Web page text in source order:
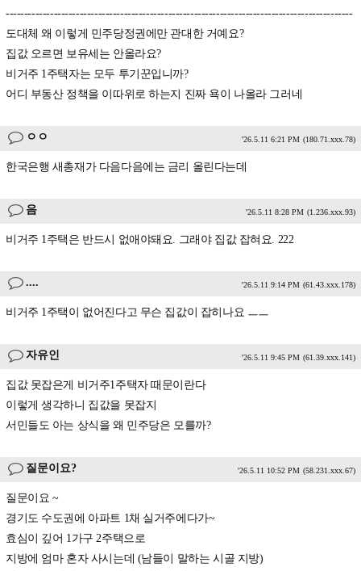
----------------------------------------------------------------------------------------------
도대체 왜 이렇게 민주당정권에만 관대한 거예요?
집값 오르면 보유세는 안올라요?
비거주 1주택자는 모두 투기꾼입니까?
어디 부동산 정책을 이따위로 하는지 진짜 욕이 나올라 그러네
ㅇㅇ '26.5.11 6:21 PM (180.71.xxx.78)
한국은행 새총재가 다음다음에는 금리 올린다는데
음 '26.5.11 8:28 PM (1.236.xxx.93)
비거주 1주택은 반드시 없애야돼요. 그래야 집값 잡혀요. 222
.... '26.5.11 9:14 PM (61.43.xxx.178)
비거주 1주택이 없어진다고 무슨 집값이 잡히나요 ㅡㅡ
자유인 '26.5.11 9:45 PM (61.39.xxx.141)
집값 못잡은게 비거주1주택자 때문이란다
이렇게 생각하니 집값을 못잡지
서민들도 아는 상식을 왜 민주당은 모를까?
질문이요? '26.5.11 10:52 PM (58.231.xxx.67)
질문이요 ~
경기도 수도권에 아파트 1채 실거주에다가~
효심이 깊어 1가구 2주택으로
지방에 엄마 혼자 사시는데 (남들이 말하는 시골 지방)